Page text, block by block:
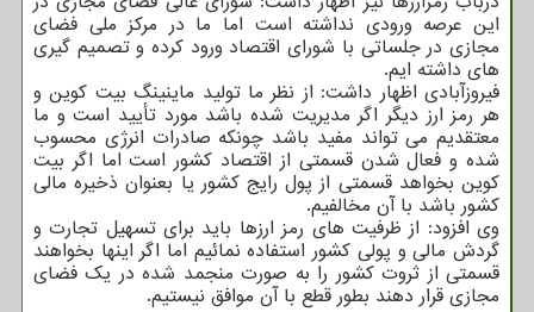
این عرصه ورودی نداشته است اما ما در مرکز ملی فضای
مجازی در جلساتی با شورای اقتصاد ورود کرده و تصمیم گیری
های داشته ایم.
فیروزآبادی اظهار داشت: از نظر ما تولید ماینینگ بیت کوین و
هر رمز ارز دیگر اگر مدیریت شده باشد مورد تأیید است و ما
معتقدیم می تواند مفید باشد چونکه صادرات انرژی محسوب
شده و فعال شدن قسمتی از اقتصاد کشور است اما اگر بیت
کوین بخواهد قسمتی از پول رایج کشور یا بعنوان ذخیره مالی
کشور باشد با آن مخالفیم.
وی افزود: از ظرفیت های رمز ارزها باید برای تسهیل تجارت و
گردش مالی و پولی کشور استفاده نمائیم اما اگر اینها بخواهند
قسمتی از ثروت کشور را به صورت منجمد شده در یک فضای
مجازی قرار دهند بطور قطع با آن موافق نیستیم.